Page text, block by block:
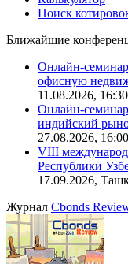
Поиск
Ближайшие
Онлайн-
офисную
11.08.2026,
Онлайн-
индийский
VIII
Республики
17.09.2026,
ЖурналCbonds Review